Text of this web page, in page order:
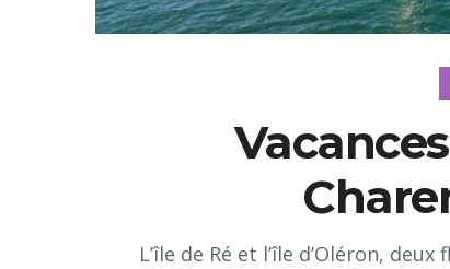
L’île de Ré et l’île d’Oléron,